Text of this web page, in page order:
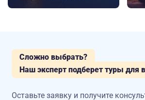
Сложно выбрать?
Наш эксперт подберет туры для
Оставьте заявку и получите